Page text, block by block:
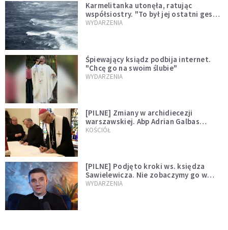
Karmelitanka utonęła, ratując
współsiostry. "To był jej ostatni gest
miłości"
WYDARZENIA
Śpiewający ksiądz podbija internet.
"Chcę go na swoim ślubie"
WYDARZENIA
[PILNE] Zmiany w archidiecezji
warszawskiej. Abp Adrian Galbas
wręczył dekrety nowym proboszczom
KOŚCIÓŁ
[PILNE] Podjęto kroki ws. księdza
Sawielewicza. Nie zobaczymy go w
mediach
WYDARZENIA